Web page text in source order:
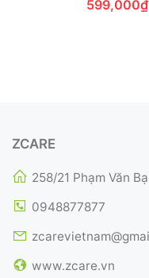
599,000₫
ZCARE
258/21 Phạm Văn
0948877877
www.zcare.vn